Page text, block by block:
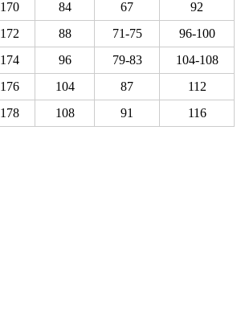
170 84 67
92
172 88 71-75
96-100
174 96 79-83
104-108
176 104 87
112
178 108 91 116